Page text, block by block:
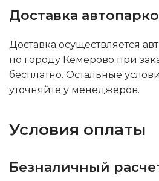
Доставка
Доставка осуществляется
по городу Кемерово при
бесплатно. Остальные
уточняйте у менеджеров.
Условия оплаты
Безналичный